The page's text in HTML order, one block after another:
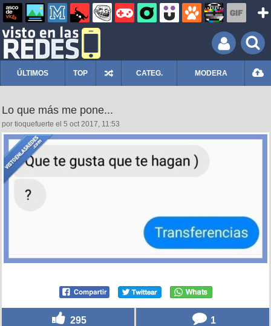
ÚLTIMOS TOP CATEG. MODERA
Lo que más me pone...
por tioquefuerte el 5 oct 2017, 11:53
295 1